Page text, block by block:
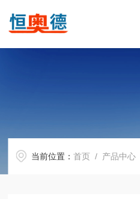
当前位置：首页 / 产品中心